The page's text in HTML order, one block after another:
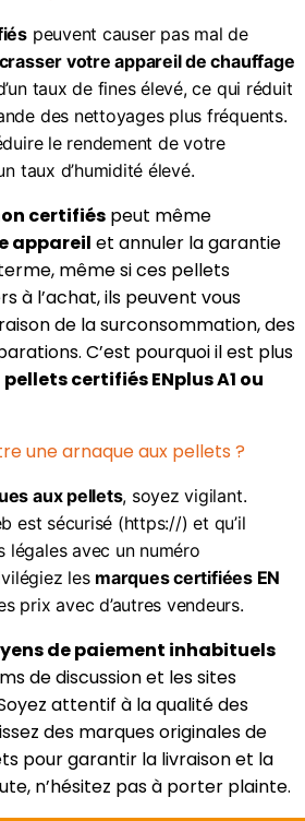
peuvent causer pas mal de
votre appareil de chauffage
taux de fines élevé, ce qui réduit
des nettoyages plus fréquents.
le rendement de votre
taux d’humidité élevé.
certifiés peut même
appareil et annuler la garantie
même si ces pellets
à l’achat, ils peuvent vous
de la surconsommation, des
C’est pourquoi il est plus
pellets certifiés ENplus A1 ou
une arnaque aux pellets ?
aux pellets, soyez vigilant.
est sécurisé (https://) et qu’il
légales avec un numéro
les marques certifiées EN
prix avec d’autres vendeurs.
de paiement inhabituels
de discussion et les sites
attentif à la qualité des
des marques originales de
pour garantir la livraison et la
n’hésitez pas à porter plainte.